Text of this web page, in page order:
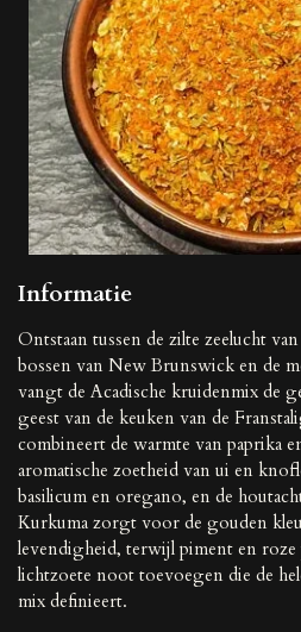
Informatie
Ontstaan ​​tussen de zilte zeelucht
bossen van New Brunswick en de
vangt de Acadische kruidenmix de
geest van de keuken van de
combineert de warmte van paprika
aromatische zoetheid van ui en
basilicum en oregano, en de
Kurkuma zorgt voor de gouden
levendigheid, terwijl piment en
lichtzoete noot toevoegen die de
mix definieert.